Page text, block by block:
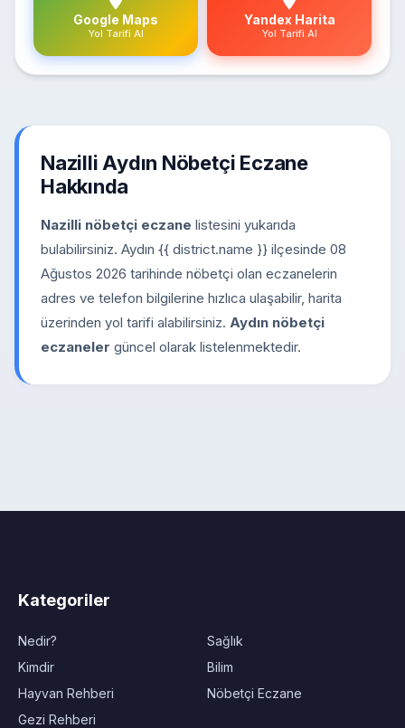
Google Maps
Yol Tarifi Al
Yandex Harita
Yol Tarifi Al
Nazilli Aydın Nöbetçi Eczane
Hakkında
Nazilli nöbetçi eczane listesini yukarıda
bulabilirsiniz. Aydın {{ district.name }} ilçesinde 08
Ağustos 2026 tarihinde nöbetçi olan eczanelerin
adres ve telefon bilgilerine hızlıca ulaşabilir, harita
üzerinden yol tarifi alabilirsiniz. Aydın nöbetçi
eczaneler güncel olarak listelenmektedir.
Kategoriler
Nedir?
Kimdir
Hayvan Rehberi
Gezi Rehberi
Sağlık
Bilim
Nöbetçi Eczane